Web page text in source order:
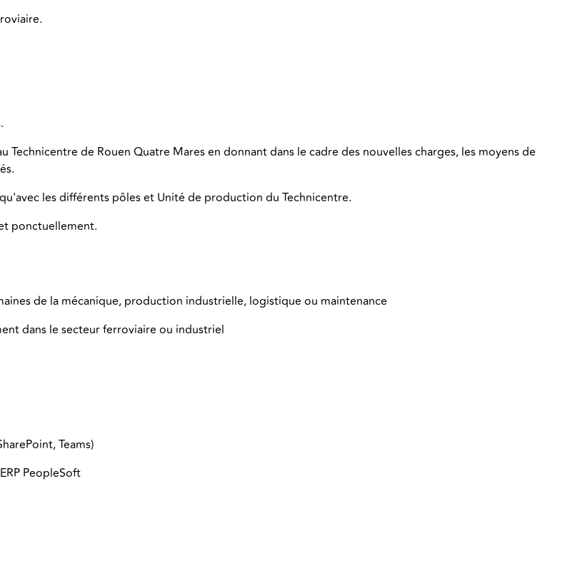
de Rouen Quatre Mares en donnant dans le cadre des nouvelles charges, les moyens de
les différents pôles et Unité de production du Technicentre.
ponctuellement.
de la mécanique, production industrielle, logistique ou maintenance
dans le secteur ferroviaire ou industriel
Teams)
PeopleSoft